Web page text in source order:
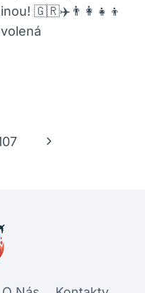
🇬🇷✈️👨‍👩‍👧‍👦
Další